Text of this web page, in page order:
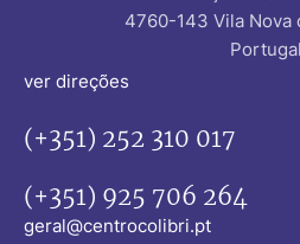
4760-143 Vila Nova
Portugal
ver direções
(+351) 252 310 017
(+351) 925 706 264
geral@centrocolibri.pt